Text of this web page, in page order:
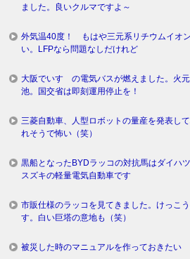
ました。良いクルマですよ～
外気温40度！ もはや三元系リチウムイオ
い。LFPなら問題なしだけれど
大阪でいすゞの電気バスが燃えました。火
池。国交省は即刻運用停止を！
三菱自動車、人型ロボットの量産を発表し
れそうで怖い（笑）
黒船となったBYDラッコの対抗馬はダイハ
スズキの軽量電気自動車です
市販仕様のラッコを見てきました。けっこ
す。白い巨塔の意地も（笑）
被災した時のマニュアルを作っておきたい